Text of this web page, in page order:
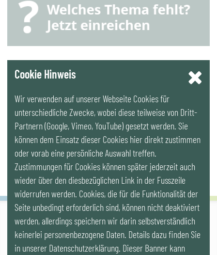
YouTube
LinkedIn
Newsletter
IG LEBENSZYKLUS BAU
Wipplingerstr. 10/Top 9, Stoß im Himmel, A-1010 Wien
office@ig-lebenszyklus.at
Cookie Hinweis
Wir verwenden auf unserer Webseite Cookies für
unterschiedliche Zwecke, wobei diese teilweise von Dritt-
Partnern (Google, Vimeo, YouTube) gesetzt werden. Sie
können dem Einsatz dieser Cookies hier direkt zustimmen
oder vorab eine persönliche Auswahl treffen.
Zustimmungen für Cookies können später jederzeit auch
wieder über den diesbezüglichen Link in der Fusszeile
widerrufen werden. Cookies, die für die Funktionalität der
Seite unbedingt erforderlich sind, können nicht deaktiviert
werden, allerdings speichern wir darin selbstverständlich
keinerlei personenbezogene Daten. Details dazu finden Sie
in unserer Datenschutzerklärung. Dieser Banner kann